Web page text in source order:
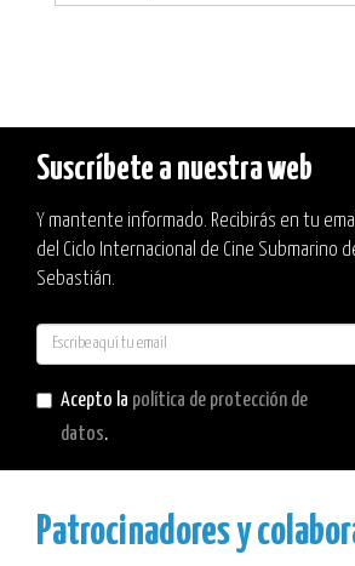
Suscríbete a nuestra web
Y mantente informado. Recibirás en tu
del Ciclo Internacional de Cine Submarino
Sebastián.
Acepto la política de protección de
datos.
Patrocinadores y